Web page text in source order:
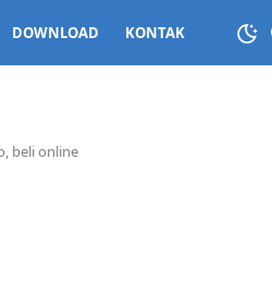
DOWNLOAD KONTAK
beli online